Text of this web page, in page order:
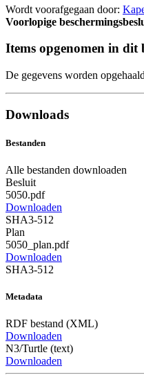
Wordt voorafgegaan door:
Voorlopige
Items opgenomen in dit
De gegevens worden opgehaald
Downloads
Bestanden
Alle bestanden downloaden
Besluit
5050.pdf
Downloaden
SHA3-512
Plan
5050_plan.pdf
Downloaden
SHA3-512
Metadata
RDF bestand (XML)
Downloaden
N3/Turtle (text)
Downloaden